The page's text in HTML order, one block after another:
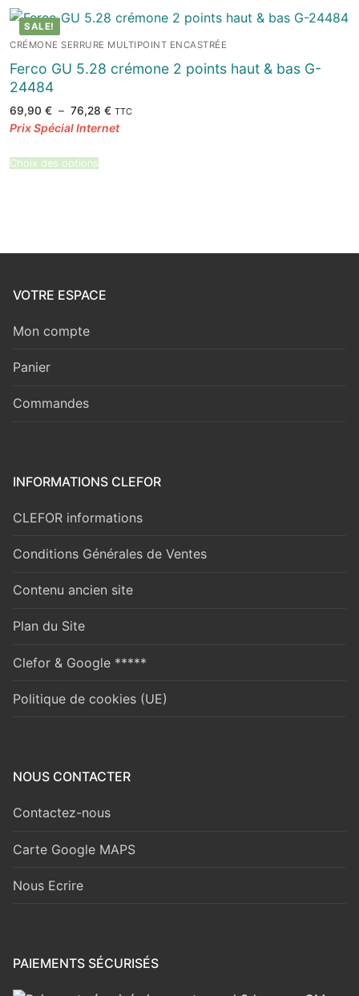
SALE!
CRÉMONE SERRURE MULTIPOINT ENCASTRÉE
Ferco GU 5.28 crémone 2 points haut & bas G-
24484
69,90 € – 76,28 €Plage
prix :
TTC
Choix des options
VOTRE ESPACE
Mon compte
Panier
Commandes
INFORMATIONS CLEFOR
CLEFOR informations
Conditions Générales de Ventes
Contenu ancien site
Plan du Site
Clefor & Google *****
Politique de cookies (UE)
NOUS CONTACTER
Contactez-nous
Carte Google MAPS
Nous Ecrire
PAIEMENTS SÉCURISÉS